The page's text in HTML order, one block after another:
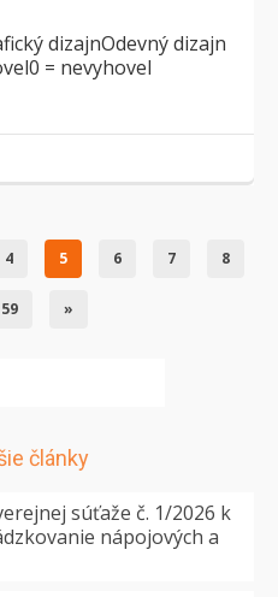
dizajnOdevný dizajn
= nevyhovel
4 5 6 7 8
59 »
články
súťaže č. 1/2026 k
nápojových a